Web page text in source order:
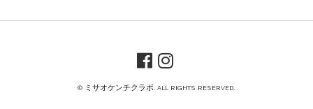
© ミサオケンチクラボ. ALL RIGHTS RESERVED.